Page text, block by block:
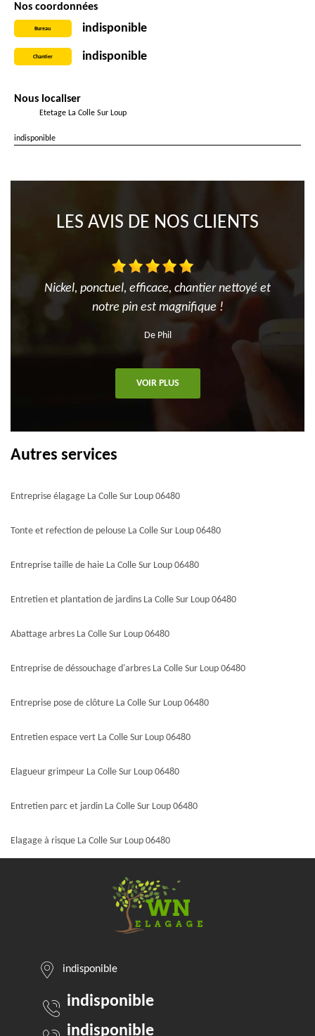
Nos coordonnées
Bureau indisponible
Chantier indisponible
Nous localiser
Etetage La Colle Sur Loup
indisponible
LES AVIS DE NOS CLIENTS
Nickel, ponctuel, efficace, chantier nettoyé et
notre pin est magnifique !
De Phil
VOIR PLUS
Autres services
Entreprise élagage La Colle Sur Loup 06480
Tonte et refection de pelouse La Colle Sur Loup 06480
Entreprise taille de haie La Colle Sur Loup 06480
Entretien et plantation de jardins La Colle Sur Loup 06480
Abattage arbres La Colle Sur Loup 06480
Entreprise de déssouchage d'arbres La Colle Sur Loup 06480
Entreprise pose de clôture La Colle Sur Loup 06480
Entretien espace vert La Colle Sur Loup 06480
Elagueur grimpeur La Colle Sur Loup 06480
Entretien parc et jardin La Colle Sur Loup 06480
Elagage à risque La Colle Sur Loup 06480
indisponible
indisponible
indisponible